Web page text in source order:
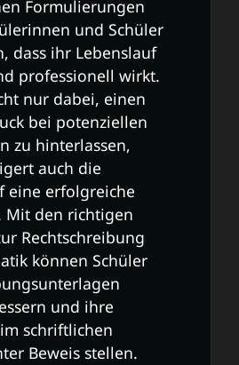
Formulierungen
und Schüler
dass ihr Lebenslauf
professionell wirkt.
nur dabei, einen
bei potenziellen
zu hinterlassen,
auch die
eine erfolgreiche
Mit den richtigen
Rechtschreibung
können Schüler
und ihre
schriftlichen
Beweis stellen.